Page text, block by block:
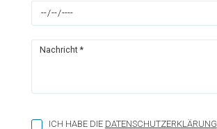
Nachricht *
ICH HABE DIE DATENSCHUTZERKLÄRUNG